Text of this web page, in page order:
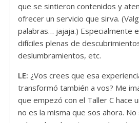
que se sintieron contenidos y
ofrecer un servicio que sirva.
palabras… jajaja.) Especialmente
difíciles plenas de
deslumbramientos, etc.
LE: ¿Vos crees que esa
transformó también a vos? Me
que empezó con el Taller C hace
no es la misma que sos ahora.